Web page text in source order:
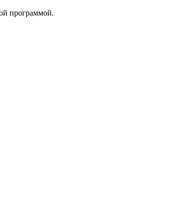
программой.